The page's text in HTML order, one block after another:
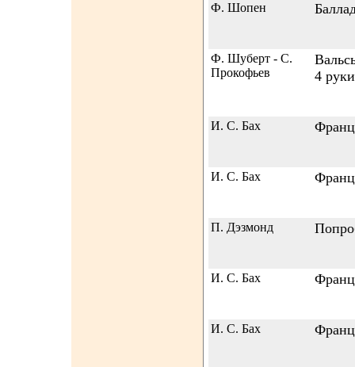
Ф. Шопен
Ф. Шуберт - С.
Прокофьев
4
И. С. Бах
И. С. Бах
П. Дэзмонд
И. С. Бах
И. С. Бах